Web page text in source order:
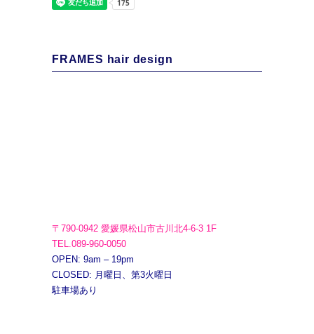
FRAMES hair design
〒790-0942 愛媛県松山市古川北4-6-3 1F
TEL.089-960-0050
OPEN: 9am – 19pm
CLOSED: 月曜日、第3火曜日
駐車場あり